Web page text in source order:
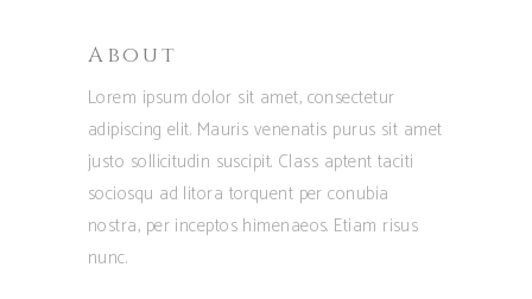
About
Lorem ipsum dolor sit amet, consectetur
adipiscing elit. Mauris venenatis purus sit amet
justo sollicitudin suscipit. Class aptent taciti
sociosqu ad litora torquent per conubia
nostra, per inceptos himenaeos. Etiam risus
nunc.